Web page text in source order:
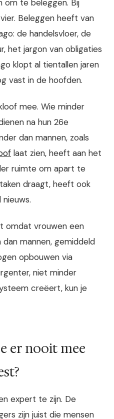
om te beleggen. Bij
Beleggen heeft van
de handelsvloer, de
het jargon van obligaties
klopt al tientallen jaren
vast in de hoofden.
mee. Wie minder
na hun 26e
dan mannen, zoals
laat zien, heeft aan het
ruimte om apart te
draagt, heeft ook
omdat vrouwen een
mannen, gemiddeld
opbouwen via
niet minder
creëert, kun je
er nooit mee
expert te zijn. De
zijn juist die mensen